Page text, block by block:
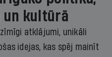
un kultūrā
atklājumi, unikāli
idejas, kas spēj mainīt